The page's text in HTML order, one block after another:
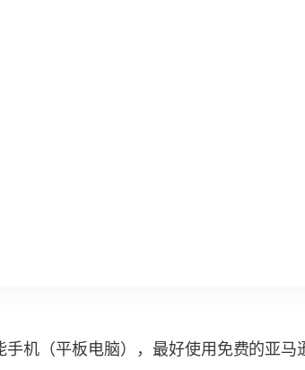
机（平板电脑），最好使用免费的亚马